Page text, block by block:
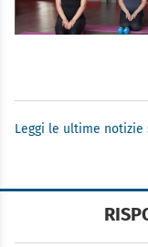
Leggi le ultime notizie